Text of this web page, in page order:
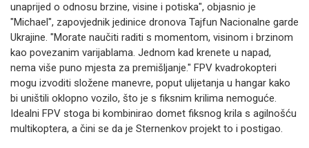
unaprijed o odnosu brzine, visine i potiska", objasnio je
"Michael", zapovjednik jedinice dronova Tajfun Nacionalne garde
Ukrajine. "Morate naučiti raditi s momentom, visinom i brzinom
kao povezanim varijablama. Jednom kad krenete u napad,
nema više puno mjesta za premišljanje." FPV kvadrokopteri
mogu izvoditi složene manevre, poput ulijetanja u hangar kako
bi uništili oklopno vozilo, što je s fiksnim krilima nemoguće.
Idealni FPV stoga bi kombinirao domet fiksnog krila s agilnošću
multikoptera, a čini se da je Sternenkov projekt to i postigao.